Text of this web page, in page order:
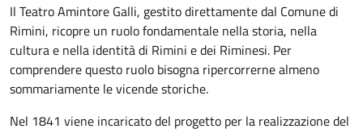
Il Teatro Amintore Galli, gestito direttamente dal Comune di
Rimini, ricopre un ruolo fondamentale nella storia, nella
cultura e nella identità di Rimini e dei Riminesi. Per
comprendere questo ruolo bisogna ripercorrerne almeno
sommariamente le vicende storiche.
Nel 1841 viene incaricato del progetto per la realizzazione del